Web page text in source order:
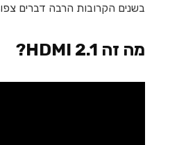
בשנים הקרובות הרבה דברים
מה זה HDMI 2.1?